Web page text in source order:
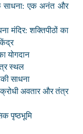
साधना: एक अनंत और
मंदिर: शक्तिपीठों का
योगदान
स्थल
साधना
क्रोधी अवतार और तंत्र
पृष्ठभूमि